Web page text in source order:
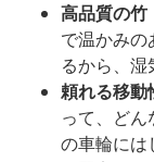
高品質の竹
で温かみの
るから、湿
頼れる移動
って、ど
の車輪には